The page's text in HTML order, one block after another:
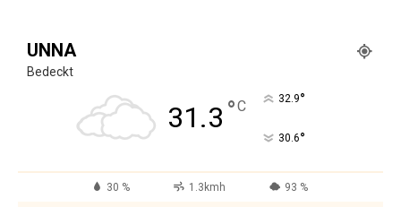
UNNA
Bedeckt
31.3 °C 32.9°
30.6°
30 % 1.3kmh 93 %